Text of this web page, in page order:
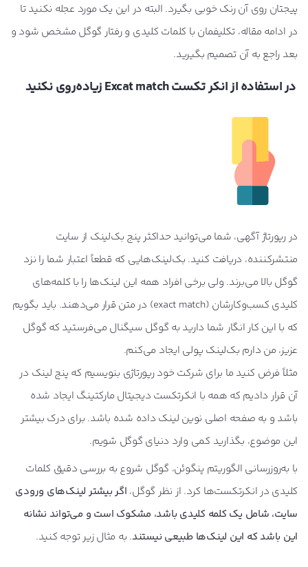
پیجتان روی آن رنک خوبی بگیرد. البته در این یک مورد عجله نکنید تا
در ادامه مقاله، تکلیفمان با کلمات کلیدی و رفتار گوگل مشخص شود و
بعد راجع به آن تصمیم بگیرید.
در استفاده از انکر تکستExcat match زیاده‌روی نکنید
در رپورتاژ آگهی، شما می‌توانید حداکثر پنج بک‌لینک از سایت
منتشرکننده، دریافت کنید. بک‌لینک‌هایی که قطعاً اعتبار شما را نزد
گوگل بالا می‌برند. ولی برخی افراد همه این لینک‌ها را با کلمه‌های
کلیدی کسب‌و‌کارشان (exact match) در متن قرار می‌دهند. باید بگویم
که با این کار انگار شما دارید به گوگل سیگنال می‌فرستید که گوگل
عزیز، من دارم بک‌لینک پولی ایجاد می‌کنم.
مثلاً فرض کنید ما برای شرکت خود رپورتاژی بنویسیم که پنج لینک در
آن قرار دادیم که همه با انکرتکست دیجیتال مارکتینگ ایجاد شده
باشد و به صفحه اصلی نوین لینک داده شده باشد. برای درک بیشتر
این موضوع، بگذارید کمی وارد دنیای گوگل شویم.
با به‌روزرسانی الگوریتم پنگوئن، گوگل شروع به بررسی دقیق کلمات
کلیدی در انکرتکست‌ها کرد. از نظر گوگل، اگر بیشتر لینک‌های ورودی
سایت، شامل یک کلمه کلیدی باشد، مشکوک است و می‌تواند نشانه‌
این باشد که این لینک‌ها طبیعی نیستند. به مثال زیر توجه کنید.